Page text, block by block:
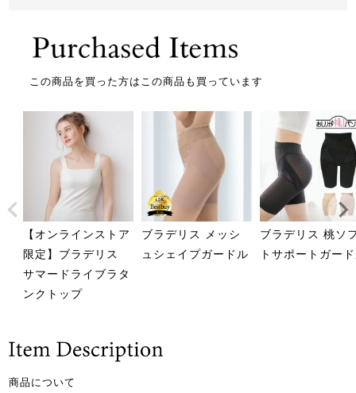
この商品を買った方はこの商品も買っています
【オンラインストア
限定】ブラデリス
サマードライブラタ
ンクトップ
ブラデリス メッシ
ュシェイプガードル
ブラデリス 桃ソ
トサポートガー
商品について